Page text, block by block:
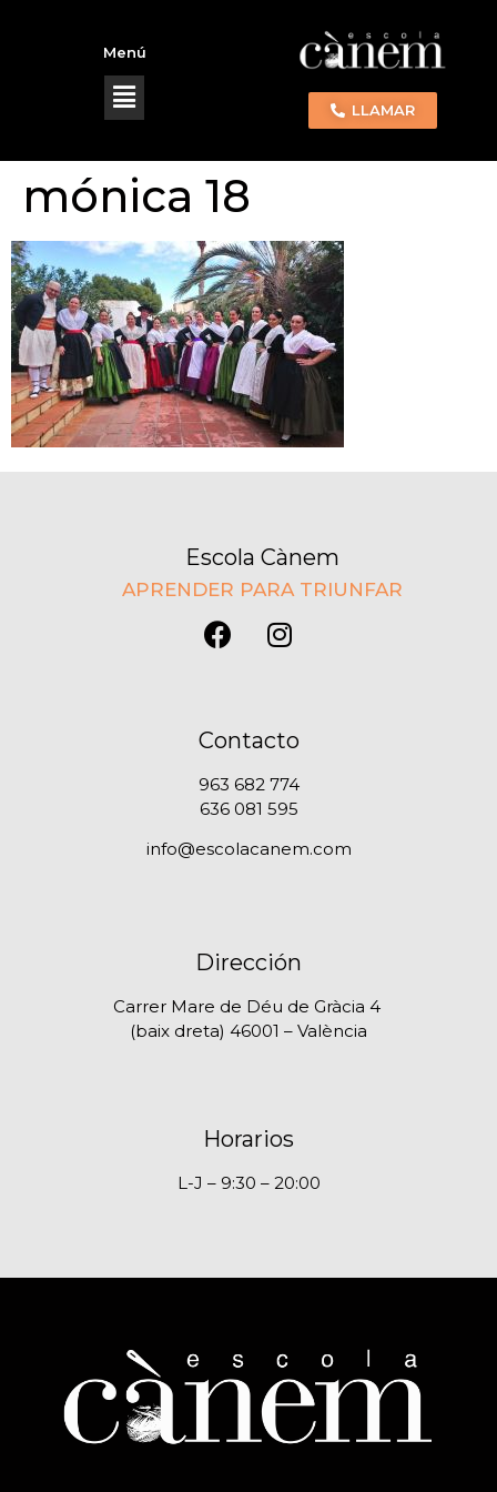
Menú
LLAMAR
mónica 18
Escola Cànem
APRENDER PARA TRIUNFAR
Contacto
963 682 774
636 081 595
info@escolacanem.com
Dirección
Carrer Mare de Déu de Gràcia 4
(baix dreta) 46001 – València
Horarios
L-J – 9:30 – 20:00